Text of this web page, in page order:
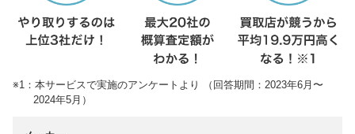
※1：本サービスで実施のアンケートより （回答期間：2023年6月〜
2024年5月）